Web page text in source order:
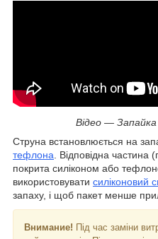
Відео —
Струна встановлюється на
тефлона. Відповідна частина
покрита силіконом або
використовувати силіконовий
запаху, і щоб пакет менше
Внимание! Під час заміни